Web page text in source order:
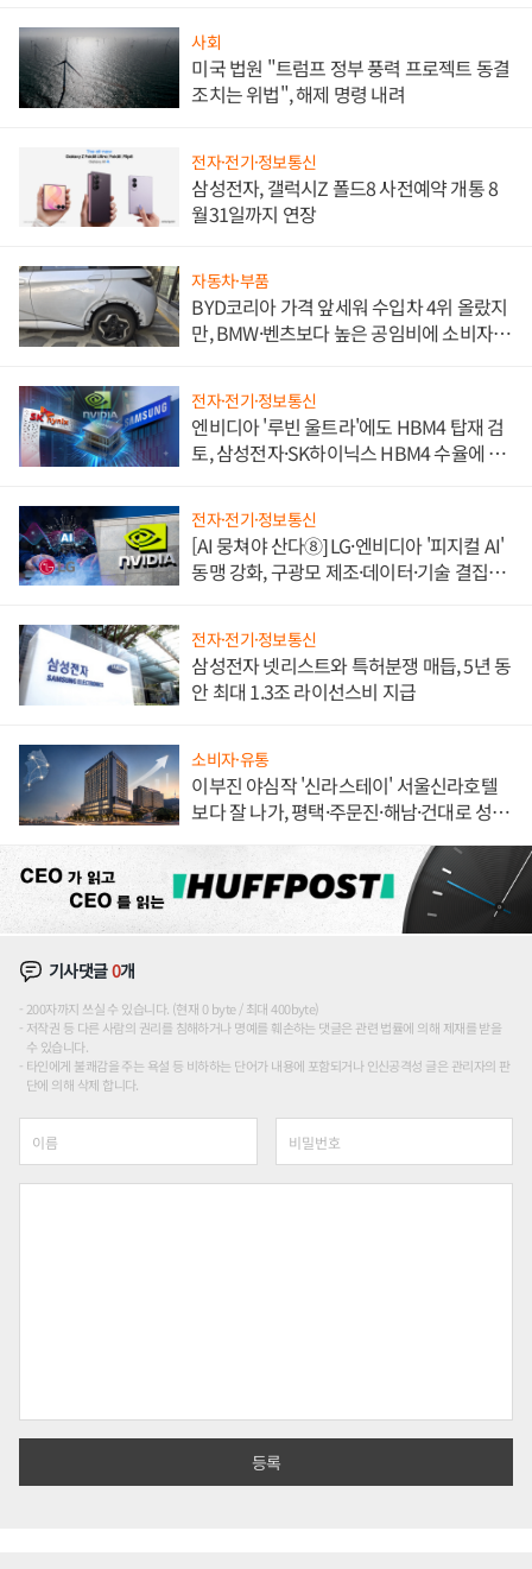
사회
미국 법원 "트럼프 정부 풍력 프로젝트 동결
조치는 위법", 해제 명령 내려
전자·전기·정보통신
삼성전자, 갤럭시Z 폴드8 사전예약 개통 8
월31일까지 연장
자동차·부품
BYD코리아 가격 앞세워 수입차 4위 올랐지
만, BMW·벤츠보다 높은 공임비에 소비자
전자·전기·정보통신
엔비디아 '루빈 울트라'에도 HBM4 탑재 검
토, 삼성전자·SK하이닉스 HBM4 수율에 주
전자·전기·정보통신
[AI 뭉쳐야 산다⑧] LG·엔비디아 '피지컬 AI'
동맹 강화, 구광모 제조·데이터·기술 결집
전자·전기·정보통신
삼성전자 넷리스트와 특허분쟁 매듭, 5년 동
안 최대 1.3조 라이선스비 지급
소비자·유통
이부진 야심작 '신라스테이' 서울신라호텔
보다 잘 나가, 평택·주문진·해남·건대로 성
기사댓글0개
200자까지 쓰실 수 있습니다. (현재 0 byte / 최대 400byte)
저작권 등 다른 사람의 권리를 침해하거나 명예를 훼손하는 댓글은 관련 법률에 의해 제재를 받을
수 있습니다.
타인에게 불쾌감을 주는 욕설 등 비하하는 단어가 내용에 포함되거나 인신공격성 글은 관리자의 판
단에 의해 삭제 합니다.